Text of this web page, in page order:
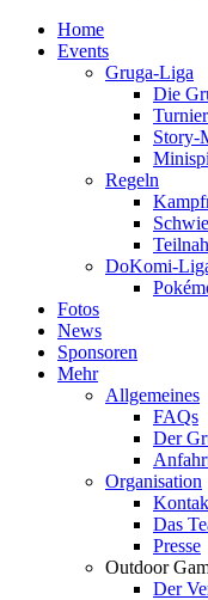
Home
Events
Gruga-Liga
Die
Story-
Regeln
DoKomi-
Fotos
News
Sponsoren
Mehr
Allgemeines
FAQs
Der
Organisation
Das
Presse
Outdoor
Der